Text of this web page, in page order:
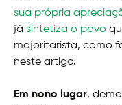
sua própria
já sintetiza o povo
majoritarista, como
neste artigo.
Em nono lugar,